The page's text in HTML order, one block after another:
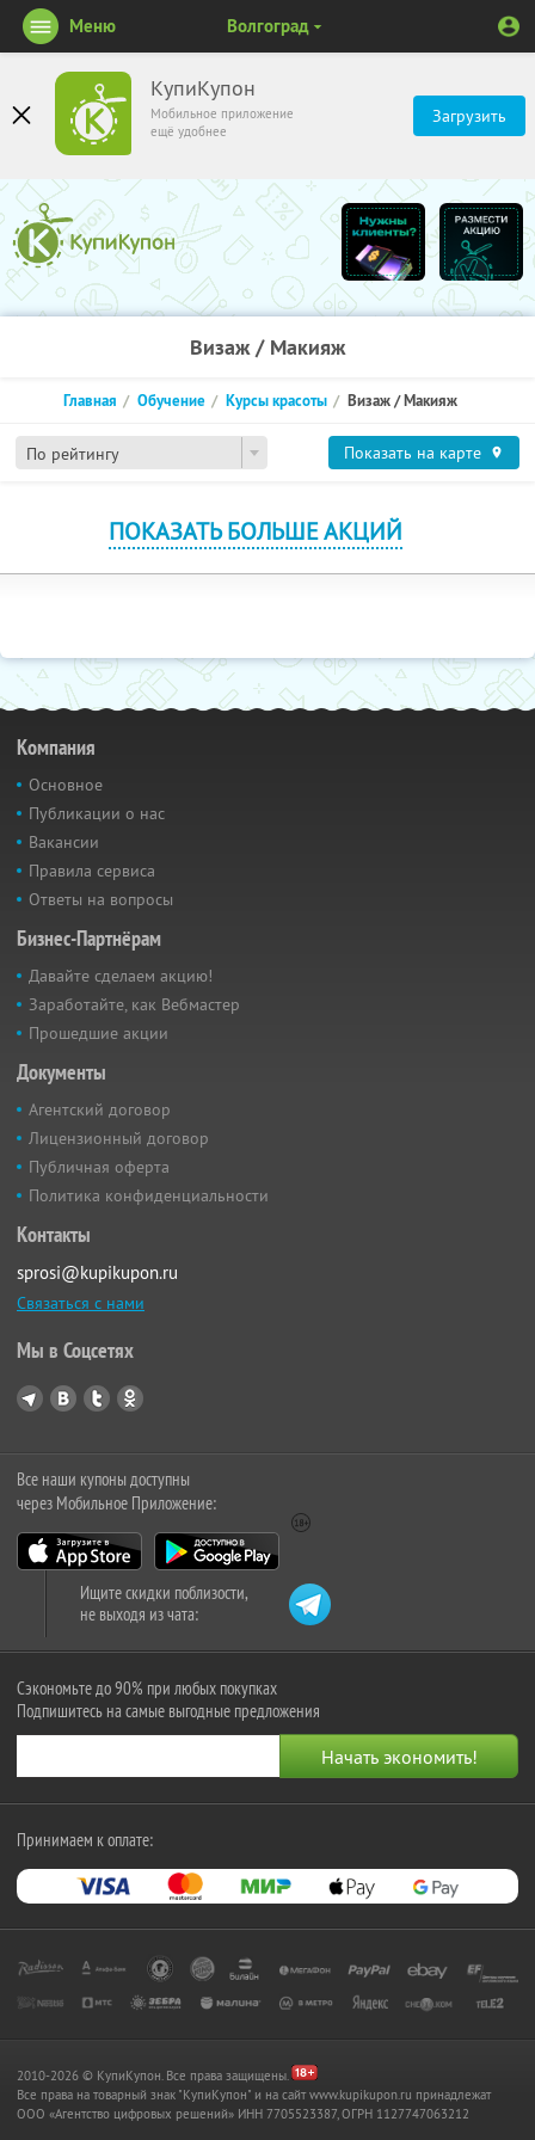
КупиКупон
Мобильное приложение
ещё удобнее
Загрузить
Меню Волгоград
Визаж / Макияж
По рейтингу
Главная Обучение Курсы красоты Визаж / Макияж
Показать на карте
ПОКАЗАТЬ БОЛЬШЕ АКЦИЙ
Компания
Основное
Публикации о нас
Вакансии
Правила сервиса
Ответы на вопросы
Бизнес-Партнёрам
Давайте сделаем акцию!
Заработайте, как Вебмастер
Прошедшие акции
Документы
Агентский договор
Лицензионный договор
Публичная оферта
Политика конфиденциальности
Контакты
sprosi@kupikupon.ru
Связаться с нами
Мы в Соцсетях
Все наши купоны доступны
через Мобильное Приложение:
Ищите скидки поблизости,
не выходя из чата:
Сэкономьте до 90% при любых покупках
Подпишитесь на самые выгодные предложения
Принимаем к оплате:
2010-2026 © КупиКупон. Все права защищены.
Все права на товарный знак "КупиКупон" и на сайт www.kupikupon.ru принадлежат
OOO «Агентство цифровых решений» ИНН 7705523387, ОГРН 1127747063212